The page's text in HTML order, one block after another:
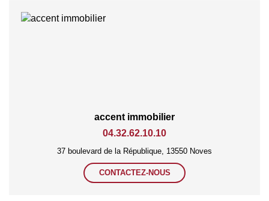
accent immobilier
04.32.62.10.10
37 boulevard de la République, 13550 Noves
CONTACTEZ-NOUS